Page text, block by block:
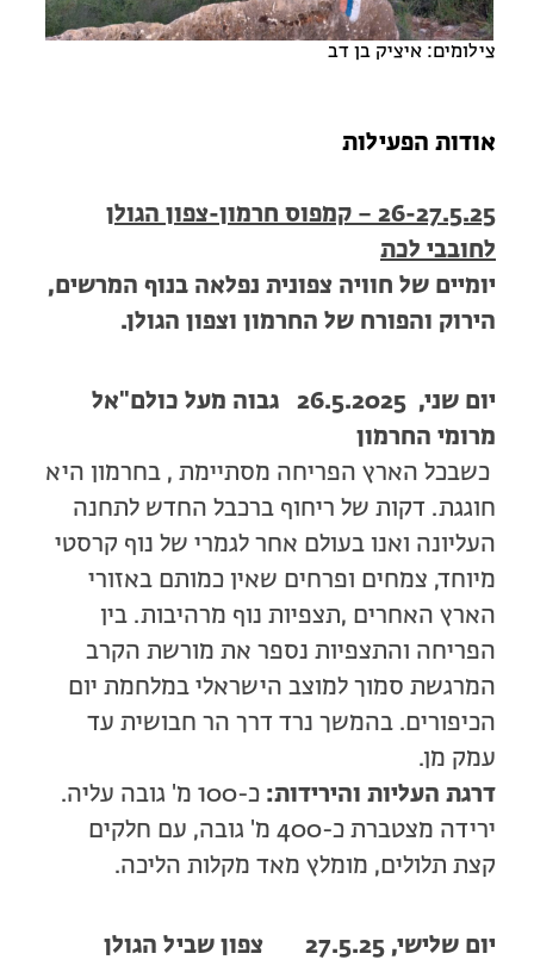
מחנות קיץ
מחנות קיץ
ארץ אהבתי – קבוצות טיולים למבוגרים
צילומים: איציק בן דב
אודות הפעילות
26-27.5.25 – קמפוס חרמון-צפון הגולן
לחובבי לכת
יומיים של חוויה צפונית נפלאה בנוף המרשים,
הירוק והפורח של החרמון וצפון הגולן.
יום שני, גבוה מעל כולם"אל
מרומי החרמון
כשבכל הארץ הפריחה מסתיימת , בחרמון היא
חוגגת. דקות של ריחוף ברכבל החדש לתחנה
העליונה ואנו בעולם אחר לגמרי של נוף קרסטי
מיוחד, צמחים ופרחים שאין כמותם באזורי
הארץ האחרים ,תצפיות נוף מרהיבות. בין
הפריחה והתצפיות נספר את מורשת הקרב
המרגשת סמוך למוצב הישראלי במלחמת יום
הכיפורים. בהמשך נרד דרך הר חבושית עד
עמק מן.
דרגת העליות והירידות:
כ-100 מ' גובה עליה.
ירידה מצטברת כ-400 מ' גובה, עם חלקים
קצת תלולים, מומלץ מאד מקלות הליכה.
יום שלישי, 27.5.25
צפון שביל הגולן